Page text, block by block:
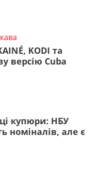
KODI та
версію Cuba
купюри: НБУ
номіналів, але є